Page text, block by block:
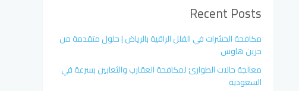
Recent Posts
مكافحة الحشرات في الفلل الراقية بالرياض | حلول متقدمة من
جرين هاوس
معالجة حالات الطوارئ لمكافحة العقارب والثعابين بسرعة في
السعودية